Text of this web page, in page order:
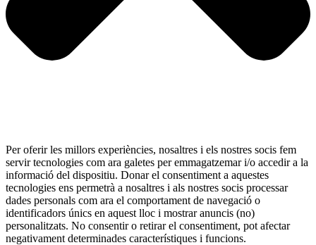
Per oferir les millors experiències, nosaltres i els nostres socis fem
servir tecnologies com ara galetes per emmagatzemar i/o accedir a la
informació del dispositiu. Donar el consentiment a aquestes
tecnologies ens permetrà a nosaltres i als nostres socis processar
dades personals com ara el comportament de navegació o
identificadors únics en aquest lloc i mostrar anuncis (no)
personalitzats. No consentir o retirar el consentiment, pot afectar
negativament determinades característiques i funcions.